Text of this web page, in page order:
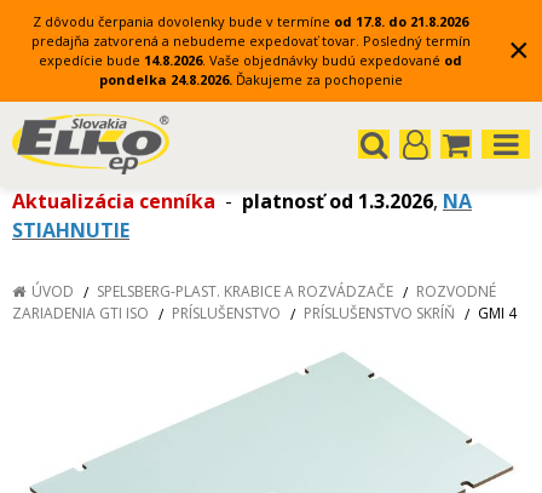
Z dôvodu čerpania dovolenky bude v termíne od 17.8. do 21.8.2026
predajňa zatvorená a nebudeme expedovať tovar. Posledný termín
expedície bude 14.8.2026. Vaše objednávky budú expedované od
pondelka 24.8.2026. Ďakujeme za pochopenie
×
Aktualizácia cenníka - platnosť od 1.3.2026, NA
STIAHNUTIE
ÚVOD SPELSBERG-PLAST. KRABICE A ROZVÁDZAČE
ROZVODNÉ
ZARIADENIA GTI ISO
PRÍSLUŠENSTVO PRÍSLUŠENSTVO SKRÍŇ GMI 4